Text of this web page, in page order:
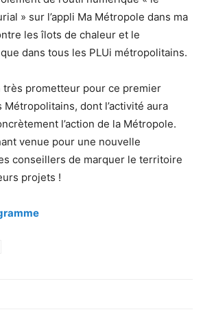
» sur l’appli Ma Métropole dans ma
les îlots de chaleur et le
dans tous les PLUi métropolitains.
très prometteur pour ce premier
dont l’activité aura
l’action de la Métropole.
venue pour une nouvelle
conseillers de marquer le territoire
projets !